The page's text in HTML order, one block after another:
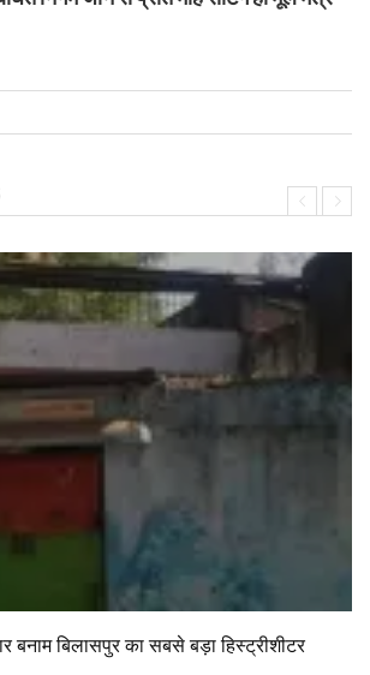
बनाम बिलासपुर का सबसे बड़ा हिस्ट्रीशीटर